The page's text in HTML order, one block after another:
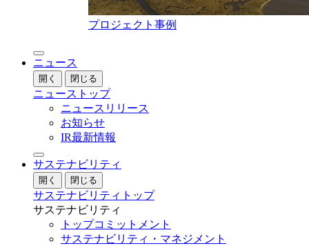
プロジェクト事例
ニュース
開く 閉じる
ニューストップ
ニュースリリース
お知らせ
IR最新情報
サステナビリティ
開く 閉じる
サステナビリティトップ
サステナビリティ
トップコミットメント
サステナビリティ・マネジメント